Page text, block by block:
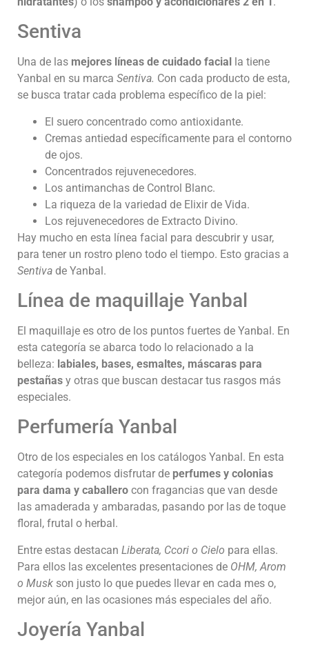
Sentiva
Una de las mejores líneas de cuidado facial
la tiene
Yanbal en su marca Sentiva. Con cada producto de esta,
se busca tratar cada problema específico de la piel:
El suero concentrado como antioxidante.
Cremas antiedad específicamente para el contorno
de ojos.
Concentrados rejuvenecedores.
Los antimanchas de Control Blanc.
La riqueza de la variedad de Elixir de Vida.
Los rejuvenecedores de Extracto Divino.
Hay mucho en esta línea facial para descubrir y usar,
para tener un rostro pleno todo el tiempo. Esto gracias a
Sentiva de Yanbal.
Línea de maquillaje Yanbal
El maquillaje es otro de los puntos fuertes de Yanbal. En
esta categoría se abarca todo lo relacionado a la
belleza: labiales, bases, esmaltes, máscaras para
pestañas y otras que buscan destacar tus rasgos más
especiales.
Perfumería Yanbal
Otro de los especiales en los catálogos Yanbal. En esta
categoría podemos disfrutar de perfumes y colonias
para dama y caballero con fragancias que van desde
las amaderada y ambaradas, pasando por las de toque
floral, frutal o herbal.
Entre estas destacan Liberata, Ccori o Cielo para ellas.
Para ellos las excelentes presentaciones de OHM, Arom
o Musk son justo lo que puedes llevar en cada mes o,
mejor aún, en las ocasiones más especiales del año.
Joyería Yanbal